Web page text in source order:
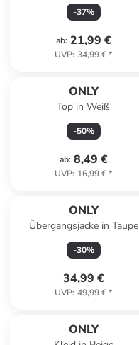
-37%
ab: 21,99 €
UVP: 34,99 €*
ONLY
Top in Weiß
-50%
ab: 8,49 €
UVP: 16,99 €*
ONLY
Übergangsjacke in Taupe
-30%
34,99 €
UVP: 49,99 €*
ONLY